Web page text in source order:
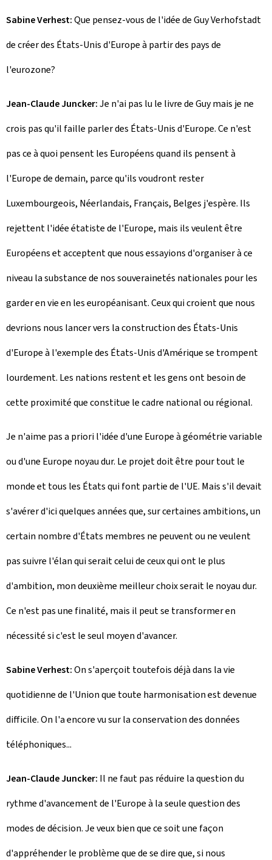
Sabine Verhest:Que pensez-vous de l'idée de Guy Verhofstadt
de créer des États-Unis d'Europe à partir des pays de
l'eurozone?
Jean-Claude Juncker:Je n'ai pas lu le livre de Guy mais je ne
crois pas qu'il faille parler des États-Unis d'Europe. Ce n'est
pas ce à quoi pensent les Européens quand ils pensent à
l'Europe de demain, parce qu'ils voudront rester
Luxembourgeois, Néerlandais, Français, Belges j'espère. Ils
rejettent l'idée étatiste de l'Europe, mais ils veulent être
Européens et acceptent que nous essayions d'organiser à ce
niveau la substance de nos souverainetés nationales pour les
garder en vie en les européanisant. Ceux qui croient que nous
devrions nous lancer vers la construction des États-Unis
d'Europe à l'exemple des États-Unis d'Amérique se trompent
lourdement. Les nations restent et les gens ont besoin de
cette proximité que constitue le cadre national ou régional.
Je n'aime pas a priori l'idée d'une Europe à géométrie variable
ou d'une Europe noyau dur. Le projet doit être pour tout le
monde et tous les États qui font partie de l'UE. Mais s'il devait
s'avérer d'ici quelques années que, sur certaines ambitions, un
certain nombre d'États membres ne peuvent ou ne veulent
pas suivre l'élan qui serait celui de ceux qui ont le plus
d'ambition, mon deuxième meilleur choix serait le noyau dur.
Ce n'est pas une finalité, mais il peut se transformer en
nécessité si c'est le seul moyen d'avancer.
Sabine Verhest:On s'aperçoit toutefois déjà dans la vie
quotidienne de l'Union que toute harmonisation est devenue
difficile. On l'a encore vu sur la conservation des données
téléphoniques...
Jean-Claude Juncker: Il ne faut pas réduire la question du
rythme d'avancement de l'Europe à la seule question des
modes de décision. Je veux bien que ce soit une façon
d'appréhender le problème que de se dire que, si nous